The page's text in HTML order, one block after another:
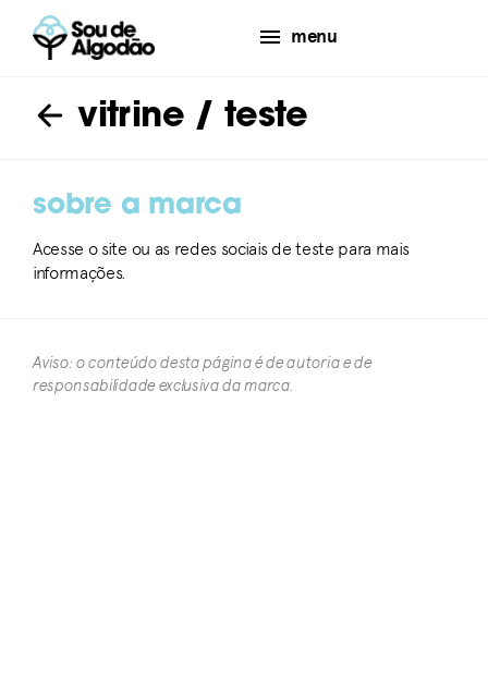
menu
vitrine/ teste
sobre a marca
Acesse o site ou as redes sociais de teste para mais
informações.
Aviso: o conteúdo desta página é de autoria e de
responsabilidade exclusiva da marca.​